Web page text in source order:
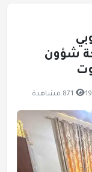
شؤون
871 مشاهدة